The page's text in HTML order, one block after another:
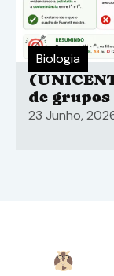
Biologia
de grupos
de
23 Junho,